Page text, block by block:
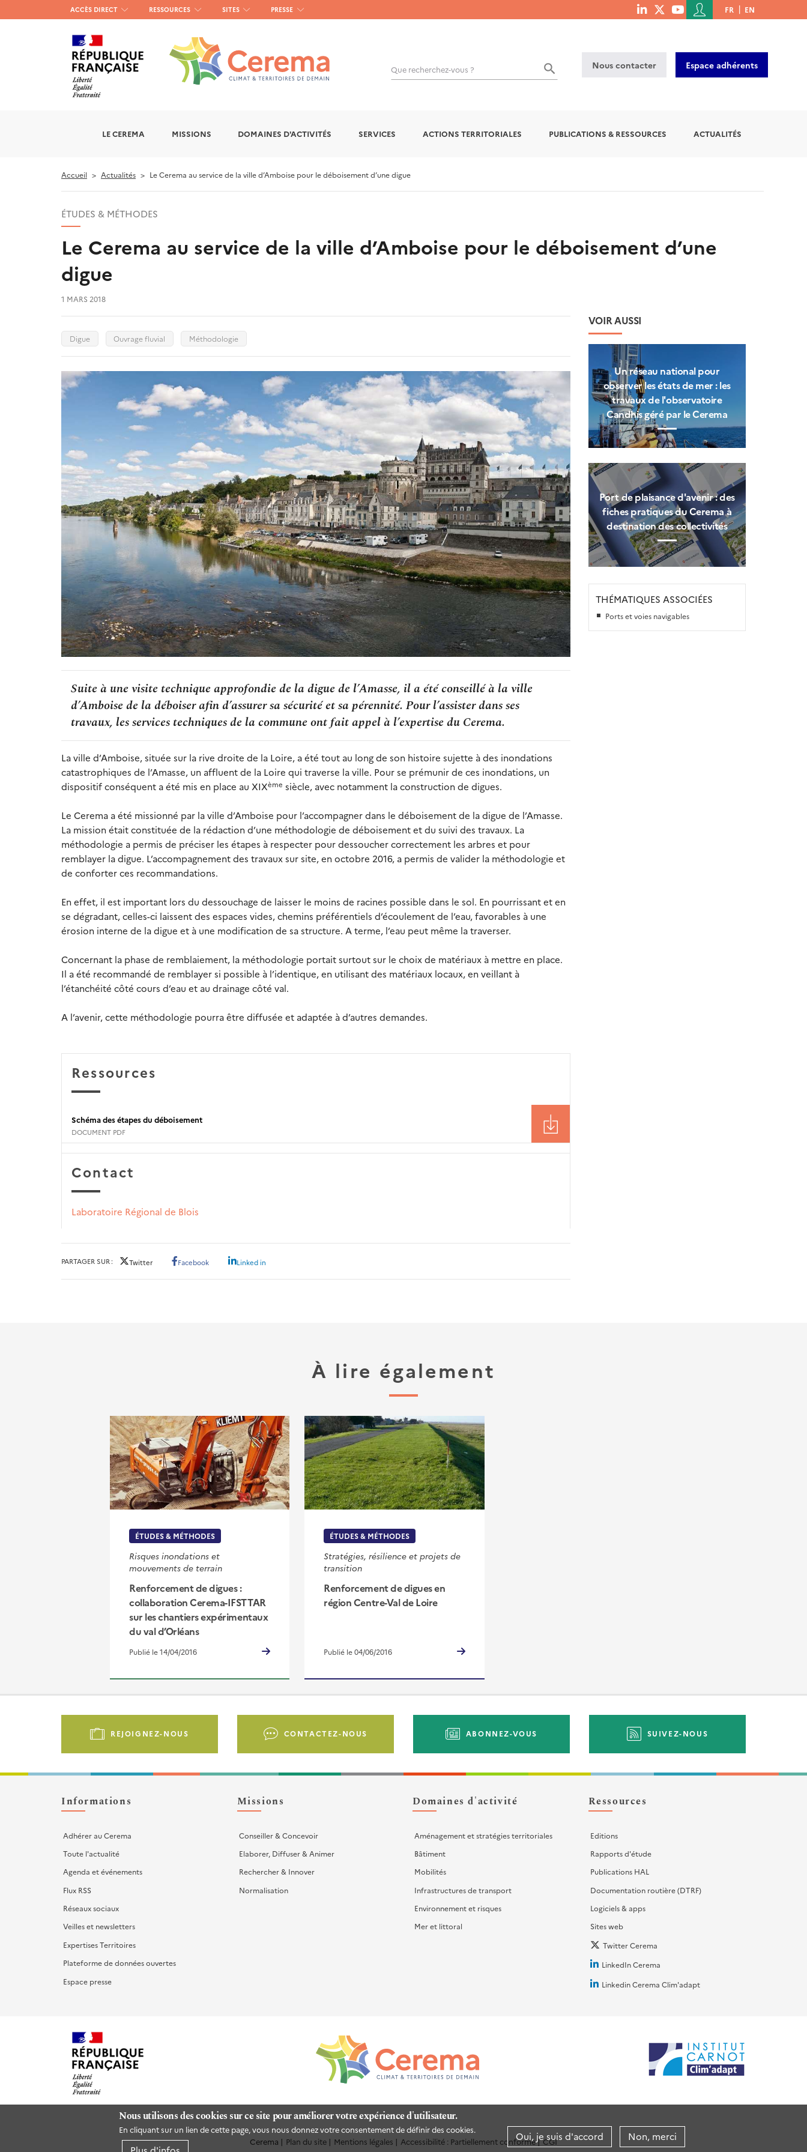
Nous utilisons des cookies sur ce site pour améliorer votre expérience d'utilisateur.
En cliquant sur un lien de cette page, vous nous donnez votre consentement de définir des cookies.
Oui, je suis d'accord Non, merci
Menu
haut
gauche
ACCÈS DIRECT RESSOURCES SITES PRESSE
menu
Menu
du
de
l'utilisateur
FR EN
Que recherchez-vous ? Nous contacter Espace adhérents
LE CEREMA MISSIONS DOMAINES D'ACTIVITÉS SERVICES ACTIONS TERRITORIALES PUBLICATIONS & RESSOURCES ACTUALITÉS
Accueil Actualités Le Cerema au service de la ville d’Amboise pour le déboisement d’une digue
ÉTUDES & MÉTHODES
Le Cerema au service de la ville d’Amboise pour le déboisement d’une
digue
1 MARS 2018
Digue Ouvrage fluvial Méthodologie
Suite à une visite technique approfondie de la digue de l’Amasse, il a été conseillé à la ville
d’Amboise de la déboiser afin d’assurer sa sécurité et sa pérennité. Pour l’assister dans ses
travaux, les services techniques de la commune ont fait appel à l’expertise du Cerema.
La ville d’Amboise, située sur la rive droite de la Loire, a été tout au long de son histoire sujette à des inondations
catastrophiques de l’Amasse, un affluent de la Loire qui traverse la ville. Pour se prémunir de ces inondations, un
dispositif conséquent a été mis en place au XIXème siècle, avec notamment la construction de digues.
Le Cerema a été missionné par la ville d’Amboise pour l’accompagner dans le déboisement de la digue de l’Amasse.
La mission était constituée de la rédaction d’une méthodologie de déboisement et du suivi des travaux. La
méthodologie a permis de préciser les étapes à respecter pour dessoucher correctement les arbres et pour
remblayer la digue. L’accompagnement des travaux sur site, en octobre 2016, a permis de valider la méthodologie et
de conforter ces recommandations.
En effet, il est important lors du dessouchage de laisser le moins de racines possible dans le sol. En pourrissant et en
se dégradant, celles-ci laissent des espaces vides, chemins préférentiels d’écoulement de l’eau, favorables à une
érosion interne de la digue et à une modification de sa structure. A terme, l’eau peut même la traverser.
Concernant la phase de remblaiement, la méthodologie portait surtout sur le choix de matériaux à mettre en place.
Il a été recommandé de remblayer si possible à l’identique, en utilisant des matériaux locaux, en veillant à
l’étanchéité côté cours d’eau et au drainage côté val.
A l’avenir, cette méthodologie pourra être diffusée et adaptée à d’autres demandes.
Ressources
Schéma des étapes du déboisement
DOCUMENT PDF
Contact
Laboratoire Régional de Blois
PARTAGER SUR Twitter Facebook Linked in
VOIR AUSSI
Un réseau national pour
observer les états de mer : les
travaux de l'observatoire
Candhis géré par le Cerema
Port de plaisance d'avenir : des
fiches pratiques du Cerema à
destination des collectivités
THÉMATIQUES ASSOCIÉES
Ports et voies navigables
À lire également
ÉTUDES & MÉTHODES
Risques inondations et
mouvements de terrain
Renforcement de digues :
collaboration Cerema-IFSTTAR
sur les chantiers expérimentaux
du val d’Orléans
Publié le 14/04/2016
ÉTUDES & MÉTHODES
Stratégies, résilience et projets de
transition
Renforcement de digues en
région Centre-Val de Loire
Publié le 04/06/2016
Pied
Liens
d'actions
REJOIGNEZ-NOUS CONTACTEZ-NOUS ABONNEZ-VOUS SUIVEZ-NOUS
Informations
Adhérer au Cerema
Toute l'actualité
Agenda et événements
Flux RSS
Réseaux sociaux
Veilles et newsletters
Expertises Territoires
Plateforme de données ouvertes
Espace presse
Missions
Conseiller & Concevoir
Elaborer, Diffuser & Animer
Rechercher & Innover
Normalisation
Domaines d'activité
Aménagement et stratégies territoriales
Bâtiment
Mobilités
Infrastructures de transport
Environnement et risques
Mer et littoral
Ressources
Editions
Rapports d'étude
Publications HAL
Documentation routière (DTRF)
Logiciels & apps
Sites web
Twitter Cerema
LinkedIn Cerema
Linkedin Cerema Clim'adapt
Cerema Plan du site Mentions légales Accessibilité : Partiellement conforme CGI